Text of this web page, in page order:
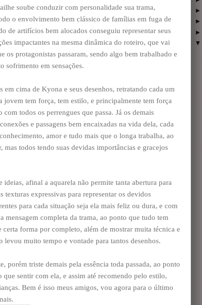
soube conduzir com personalidade sua trama,
o envolvimento bem clássico de famílias em fuga de
de artifícios bem alocados conseguiu representar seus
impactantes na mesma dinâmica do roteiro, que vai
os protagonistas passaram, sendo algo bem trabalhado e
sofrimento em sensações.
cima de Kyona e seus desenhos, retratando cada um
jovem tem força, tem estilo, e principalmente tem força
todos os perrengues que passa. Já os demais
e passagens bem encaixadas na vida dela, cada
amor e tudo mais que o longa trabalha, ao
todos tendo suas devidas importâncias e gracejos
afinal a aquarela não permite tanta abertura para
texturas expressivas para representar os devidos
para cada situação seja ela mais feliz ou dura, e com
mensagem completa da trama, ao ponto que tudo tem
forma por completo, além de mostrar muita técnica e
muito tempo e vontade para tantos desenhos.
porém triste demais pela essência toda passada, ao ponto
sentir com ela, e assim até recomendo pelo estilo,
Bem é isso meus amigos, vou agora para o último
►
►
►
▼